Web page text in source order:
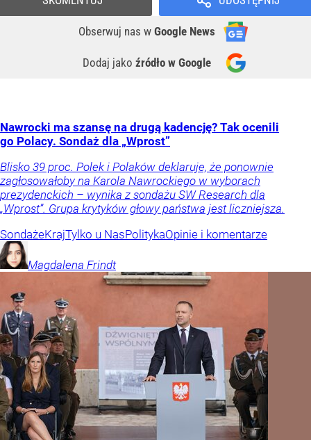
Obserwuj nas w Google News
Dodaj jako źródło w Google
Nawrocki ma szansę na drugą kadencję? Tak ocenili
go Polacy. Sondaż dla „Wprost”
Blisko 39 proc. Polek i Polaków deklaruje, że ponownie
zagłosowałoby na Karola Nawrockiego w wyborach
prezydenckich – wynika z sondażu SW Research dla
„Wprost”. Grupa krytyków głowy państwa jest liczniejsza.
SondażeKrajTylko u NasPolitykaOpinie i komentarze
Magdalena Frindt